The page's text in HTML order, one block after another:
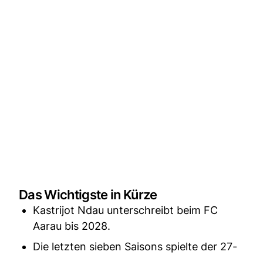
Das Wichtigste in Kürze
Kastrijot Ndau unterschreibt beim FC
Aarau bis 2028.
Die letzten sieben Saisons spielte der 27-